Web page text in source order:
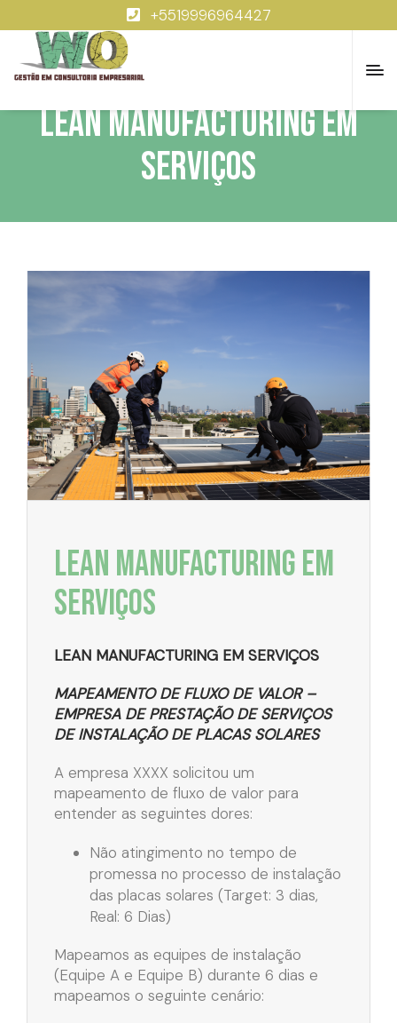
+5519996964427
LEAN MANUFACTURING EM
SERVIÇOS
LEAN MANUFACTURING EM
SERVIÇOS
LEAN MANUFACTURING EM SERVIÇOS
MAPEAMENTO DE FLUXO DE VALOR –
EMPRESA DE PRESTAÇÃO DE SERVIÇOS
DE INSTALAÇÃO DE PLACAS SOLARES
A empresa XXXX solicitou um
mapeamento de fluxo de valor para
entender as seguintes dores:
Não atingimento no tempo de
promessa no processo de instalação
das placas solares (Target: 3 dias,
Real: 6 Dias)
Mapeamos as equipes de instalação
(Equipe A e Equipe B) durante 6 dias e
mapeamos o seguinte cenário: